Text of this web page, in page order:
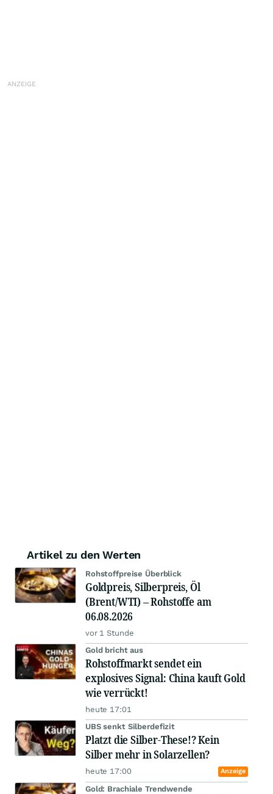
Artikel zu den Werten
Rohstoffpreise Überblick
Goldpreis, Silberpreis, Öl
(Brent/WTI) – Rohstoffe am
06.08.2026
vor 1 Stunde
Gold bricht aus
Rohstoffmarkt sendet ein
explosives Signal: China kauft Gold
wie verrückt!
heute 17:01
UBS senkt Silberdefizit
Platzt die Silber-These!? Kein
Silber mehr in Solarzellen?
heute 17:00 Anzeige
Gold: Brachiale Trendwende